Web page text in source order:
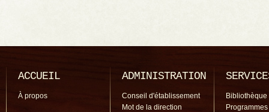
ACCUEIL
À propos
ADMINISTRATION
Conseil d'établissement
Mot de la direction
Bibliothèque
Programmes